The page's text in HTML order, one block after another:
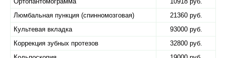
Люмбальная пункция (спинномозговая)
21360 руб.
Культевая вкладка
93000 руб.
Коррекция зубных протезов
32800 руб.